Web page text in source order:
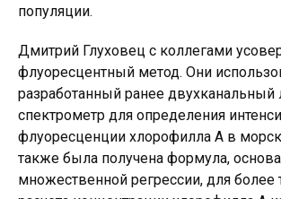
популяции.
Дмитрий Глуховец с коллегами
флуоресцентный метод. Они
разработанный ранее двухканальный
спектрометр для определения
флуоресценции хлорофилла А в
также была получена формула,
множественной регрессии, для более